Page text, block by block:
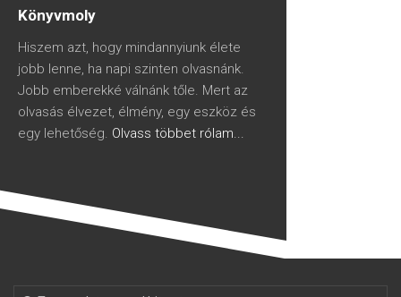
Könyvmoly
Hiszem azt, hogy mindannyiunk élete
jobb lenne, ha napi szinten olvasnánk.
Jobb emberekké válnánk tőle. Mert az
olvasás élvezet, élmény, egy eszköz és
egy lehetőség. Olvass többet rólam...